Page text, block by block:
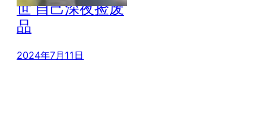
世 自己深夜捡废
品
2024年7月11日